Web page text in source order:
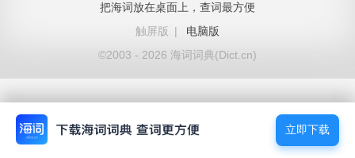
把海词放在桌面上，查词最方便
触屏版
|
电脑版
©2003 - 2026 海词词典(Dict.cn)
立即下载
立即下载